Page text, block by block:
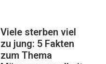
Viele sterben viel
zu jung: 5 Fakten
zum Thema